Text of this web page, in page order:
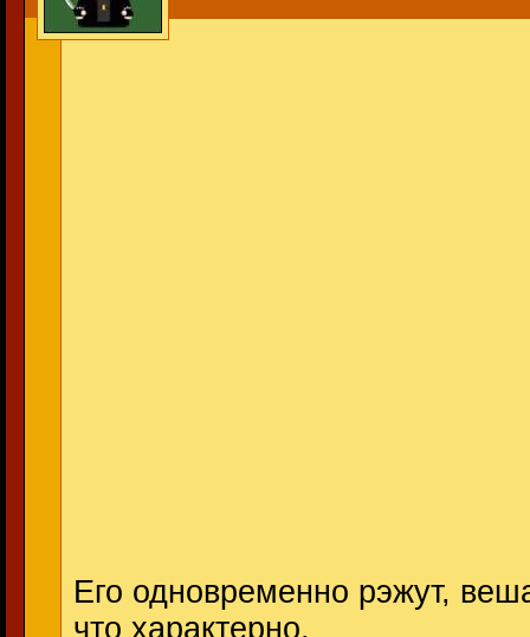
Его одновременно рэжут,
что характерно.